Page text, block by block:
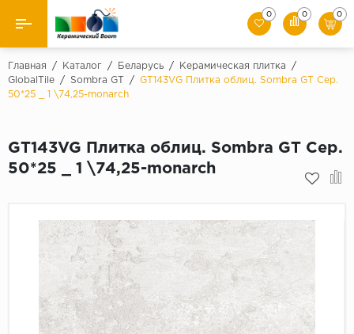
Назад
Производители
Керамогранит
Искусственный камень
0 0 0
Главная / Каталог / Беларусь / Керамическая плитка
/
GlobalTile
/ Sombra GT /
GT143VG Плитка облиц. Sombra GT Сер.
50*25 _ 1 \74,25-monarch
GT143VG Плитка облиц. Sombra GT Сер.
50*25 _ 1 \74,25-monarch